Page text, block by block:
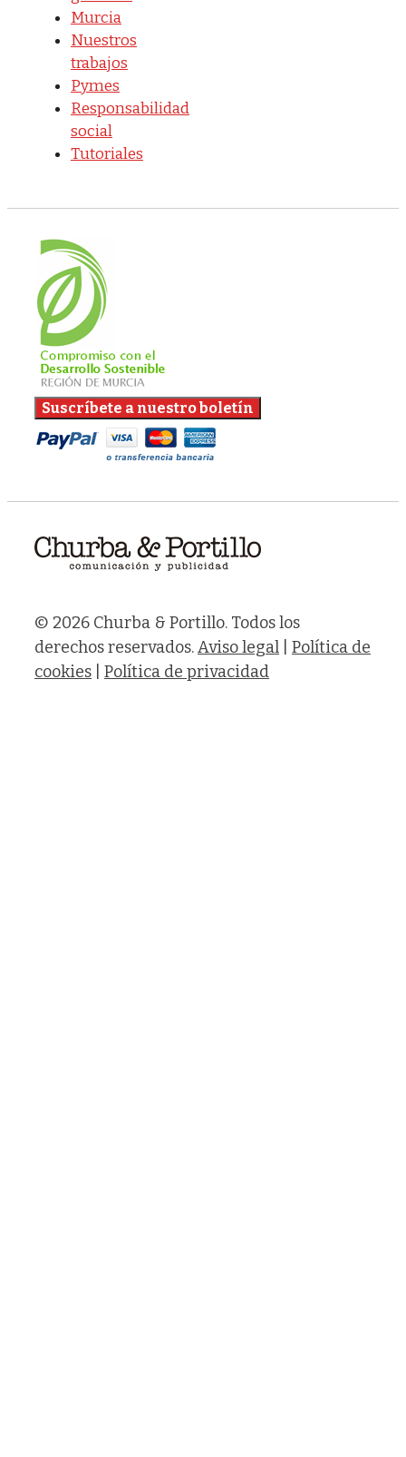
Murcia
Nuestros
trabajos
Pymes
Responsabilidad
social
Tutoriales
© 2026 Churba & Portillo. Todos los
derechos reservados.Aviso legal
Política de
cookies
Política de privacidad